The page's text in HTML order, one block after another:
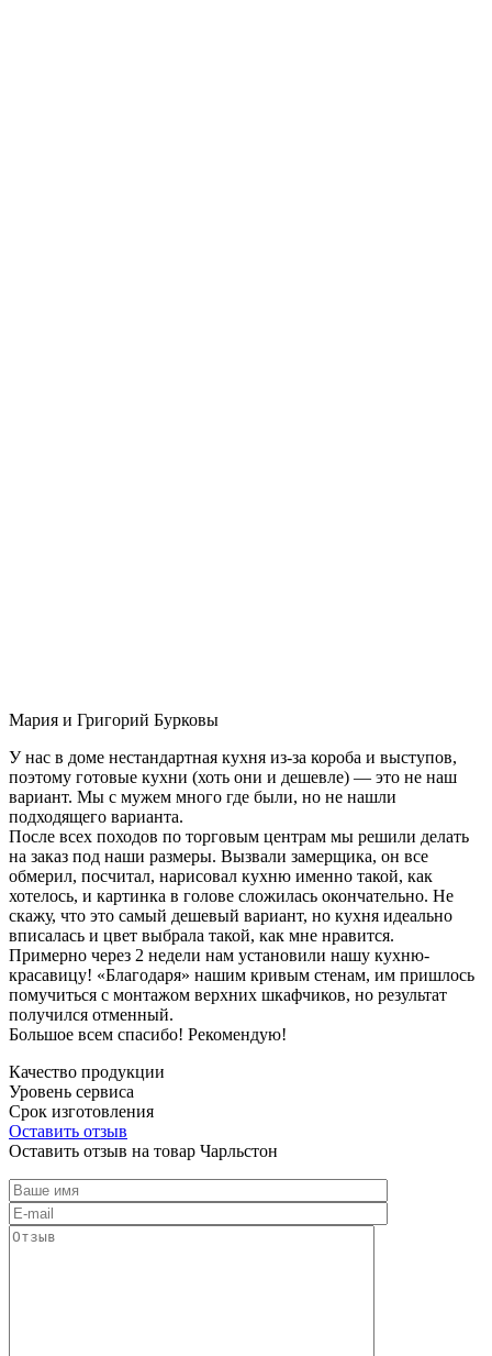
Мария и Григорий Бурковы
У нас в доме нестандартная кухня из-за короба и выступов,
поэтому готовые кухни (хоть они и дешевле) — это не наш
вариант. Мы с мужем много где были, но не нашли
подходящего варианта.
После всех походов по торговым центрам мы решили делать
на заказ под наши размеры. Вызвали замерщика, он все
обмерил, посчитал, нарисовал кухню именно такой, как
хотелось, и картинка в голове сложилась окончательно. Не
скажу, что это самый дешевый вариант, но кухня идеально
вписалась и цвет выбрала такой, как мне нравится.
Примерно через 2 недели нам установили нашу кухню-
красавицу! «Благодаря» нашим кривым стенам, им пришлось
помучиться с монтажом верхних шкафчиков, но результат
получился отменный.
Большое всем спасибо! Рекомендую!
Качество продукции
Уровень сервиса
Срок изготовления
Оставить отзыв
Оставить отзыв на товар Чарльстон